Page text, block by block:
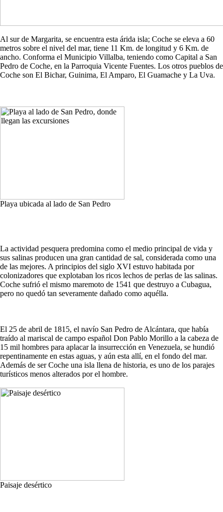
Al sur de Margarita, se encuentra esta árida isla; Coche se eleva a 60
metros sobre el nivel del mar, tiene 11 Km. de longitud y 6 Km. de
ancho. Conforma el Municipio Villalba, teniendo como Capital a San
Pedro de Coche, en la Parroquia Vicente Fuentes. Los otros pueblos de
Coche son El Bichar, Guinima, El Amparo, El Guamache y La Uva.
Playa ubicada al lado de San Pedro
La actividad pesquera predomina como el medio principal de vida y
sus salinas producen una gran cantidad de sal, considerada como una
de las mejores. A principios del siglo XVI estuvo habitada por
colonizadores que explotaban los ricos lechos de perlas de las salinas.
Coche sufrió el mismo maremoto de 1541 que destruyo a Cubagua,
pero no quedó tan severamente dañado como aquélla.
El 25 de abril de 1815, el navío San Pedro de Alcántara, que había
traído al mariscal de campo español Don Pablo Morillo a la cabeza de
15 mil hombres para aplacar la insurrección en Venezuela, se hundió
repentinamente en estas aguas, y aún esta allí, en el fondo del mar.
Además de ser Coche una isla llena de historia, es uno de los parajes
turísticos menos alterados por el hombre.
Paisaje desértico